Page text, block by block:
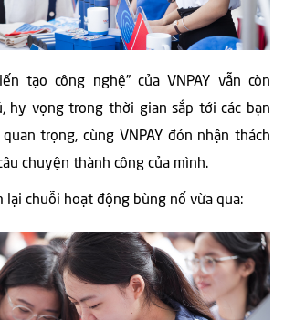
tạo công nghệ” của VNPAY vẫn còn
hy vọng trong thời gian sắp tới các bạn
trọng, cùng VNPAY đón nhận thách
chuyện thành công của mình.
lại chuỗi hoạt động bùng nổ vừa qua: